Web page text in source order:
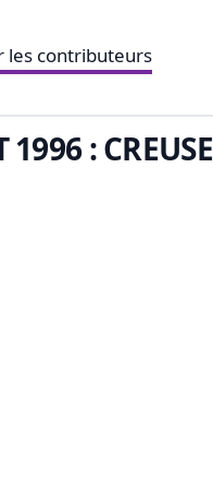
les contributeurs
: CREUSE